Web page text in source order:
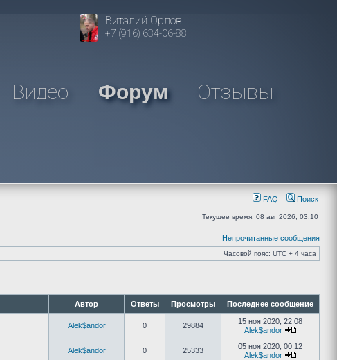
Виталий Орлов
+7 (916) 634-06-88
Видео Форум Отзывы
FAQ Поиск
Текущее время: 08 авг 2026, 03:10
Непрочитанные сообщения
Часовой пояс: UTC + 4 часа
Автор Ответы Просмотры Последнее сообщение
Alek$andor 0 29884
15 ноя 2020, 22:08
Alek$andor
Alek$andor 0 25333
05 ноя 2020, 00:12
Alek$andor